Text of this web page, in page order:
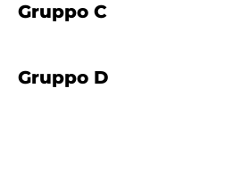
Gruppo C
Gruppo D